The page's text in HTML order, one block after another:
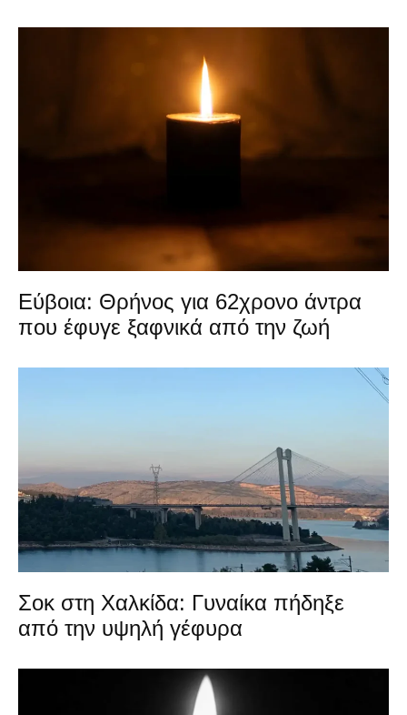
Εύβοια: Θρήνος για 62χρονο άντρα
που έφυγε ξαφνικά από την ζωή
Σοκ στη Χαλκίδα: Γυναίκα πήδηξε
από την υψηλή γέφυρα